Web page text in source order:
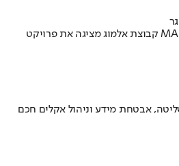
קבוצת אלמוג מציגה את פרויקט MALA: מגדלי הפרימיום האחרונים
אבטחת מידע וניהול אקלים חכם